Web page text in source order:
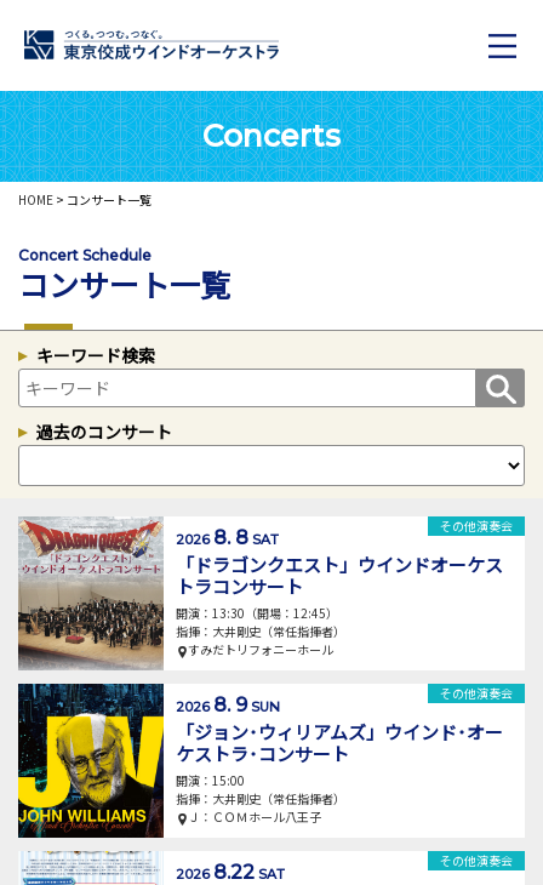
Concerts
HOME > コンサート一覧
Concert Schedule
コンサート一覧
キーワード検索
過去のコンサート
その他演奏会
2026 8. 8 SAT
「ドラゴンクエスト」ウインドオーケス
トラコンサート
開演：13:30（開場：12:45）
指揮：大井剛史（常任指揮者）
すみだトリフォニーホール
その他演奏会
2026 8. 9SUN
「ジョン･ウィリアムズ」ウインド･オー
ケストラ･コンサート
開演：15:00
指揮：大井剛史（常任指揮者）
Ｊ：ＣＯＭホール八王子
その他演奏会
2026 8.22 SAT